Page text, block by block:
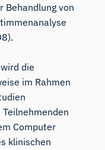
Behandlung von
).
die
im Rahmen
Computer
klinischen